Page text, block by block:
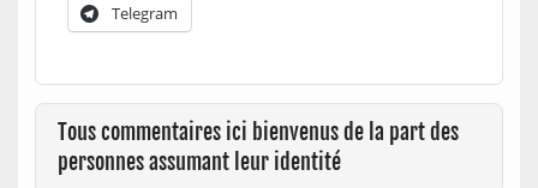
Telegram
Tous commentaires ici bienvenus de la part des
personnes assumant leur identité